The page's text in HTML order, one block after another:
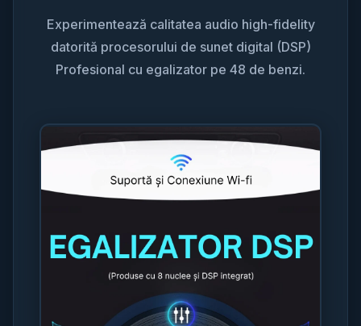
Experimentează calitatea audio high-fidelity
datorită procesorului de sunet digital (DSP)
Profesional cu egalizator pe 48 de benzi.